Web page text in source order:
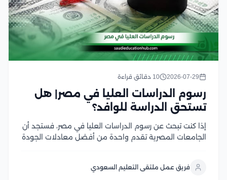
2026-07-29 10 دقائق قراءة
رسوم الدراسات العليا في مصر| هل
تستحق الدراسة للوافد؟
إذا كنت تبحث عن رسوم الدراسات العليا في مصر، فستجد أن
الجامعات المصرية تقدم واحدة من أفضل معادلات الجودة
والتخصص، والدرجة العلمية، مع وجود...
فريق عمل ملتقى التعليم السعودي